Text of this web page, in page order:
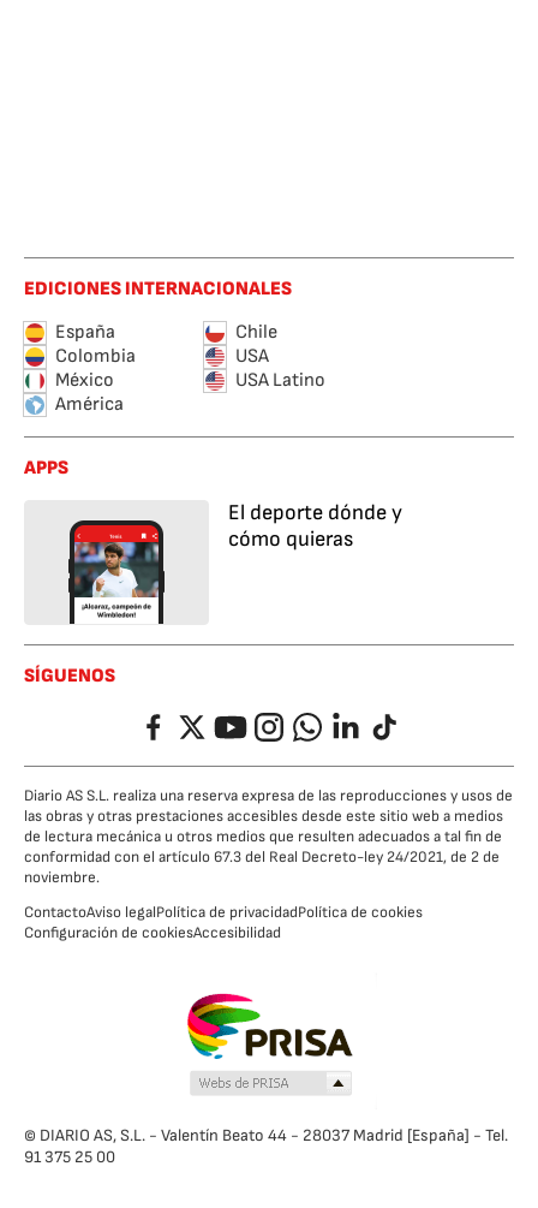
EDICIONES INTERNACIONALES
España
Chile
Colombia
USA
México
USA Latino
América
APPS
El deporte dónde y
cómo quieras
SÍGUENOS
FacebookTwitterYouTubeInstagramWhatsappLinkedIn
TikTok
Diario AS S.L. realiza una reserva expresa de las reproducciones y usos de
las obras y otras prestaciones accesibles desde este sitio web a medios
de lectura mecánica u otros medios que resulten adecuados a tal fin de
conformidad con el artículo 67.3 del Real Decreto-ley 24/2021, de 2 de
noviembre.
ContactoAviso legalPolítica de privacidadPolítica de cookies
Configuración de cookiesAccesibilidad
© DIARIO AS, S.L. - Valentín Beato 44 - 28037 Madrid [España] - Tel.
91 375 25 00